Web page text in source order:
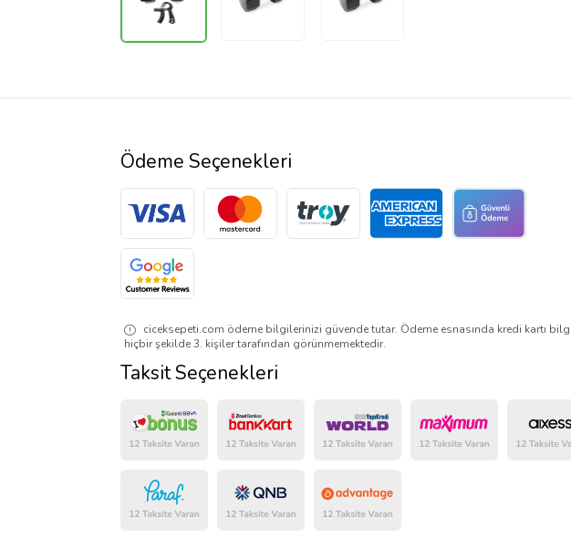
Ödeme Seçenekleri
ciceksepeti.com ödeme bilgilerinizi güvende tutar. Ödeme esnasında kredi kartı
hiçbir şekilde 3. kişiler tarafından görünmemektedir.
Taksit Seçenekleri